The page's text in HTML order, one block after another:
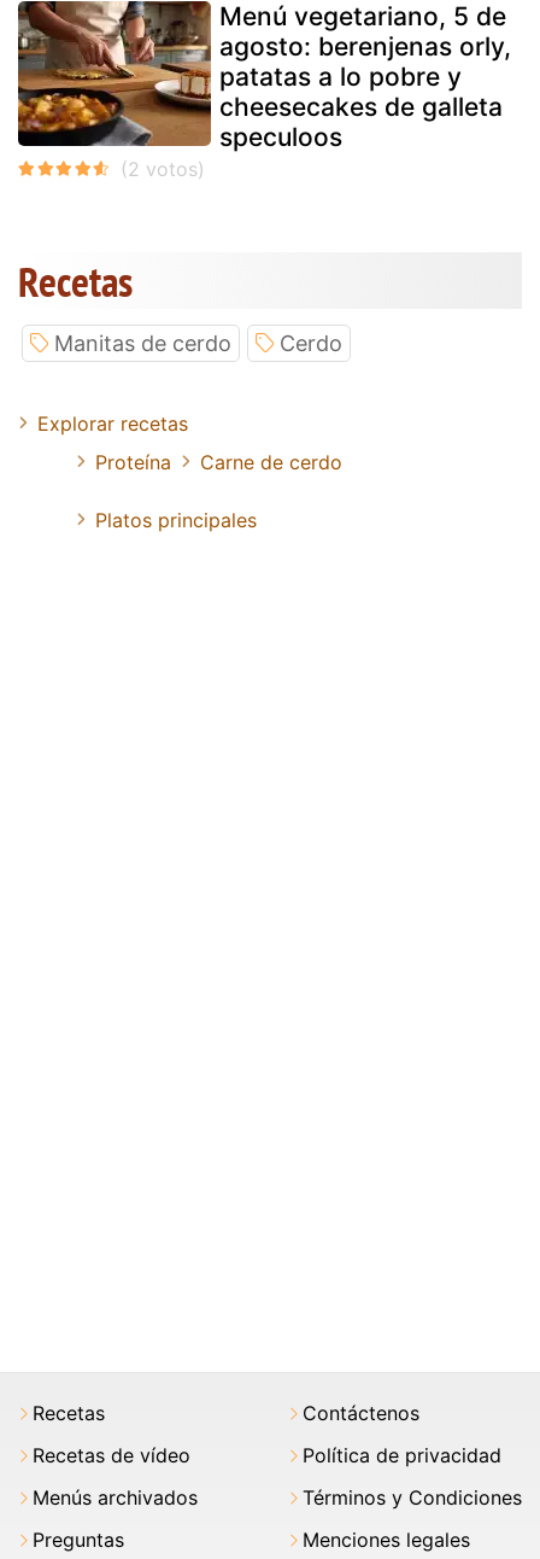
Menú vegetariano, 5 de
agosto: berenjenas orly,
patatas a lo pobre y
cheesecakes de galleta
speculoos
Recetas
Manitas de cerdo Cerdo
Explorar recetas
Proteína
Carne de cerdo
Platos principales
Recetas
Recetas de vídeo
Menús archivados
Preguntas
Contáctenos
Política de privacidad
Términos y Condiciones
Menciones legales